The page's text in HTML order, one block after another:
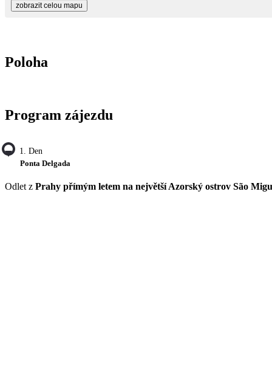
zobrazit celou mapu
Poloha
Program zájezdu
1. Den
Ponta Delgada
Odlet z Prahy přímým letem na největší Azorský ostrov São